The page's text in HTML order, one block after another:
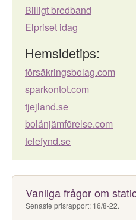
Billigt bredband
Elpriset idag
Hemsidetips:
försäkringsbolag.com
sparkontot.com
tjejland.se
bolånjämförelse.com
telefynd.se
Vanliga frågor om
Senaste prisrapport: 16/8-22.